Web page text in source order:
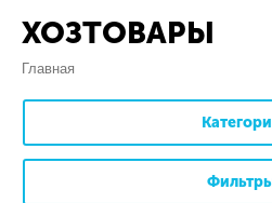
ХОЗТОВАРЫ
Главная